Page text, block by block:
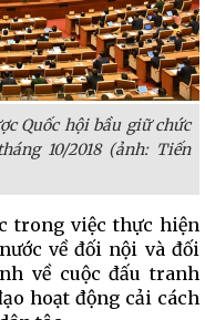
Quốc hội bầu giữ chức
10/2018 (ảnh: Tiến
trong việc thực hiện
về đối nội và đối
về cuộc đấu tranh
hoạt động cải cách